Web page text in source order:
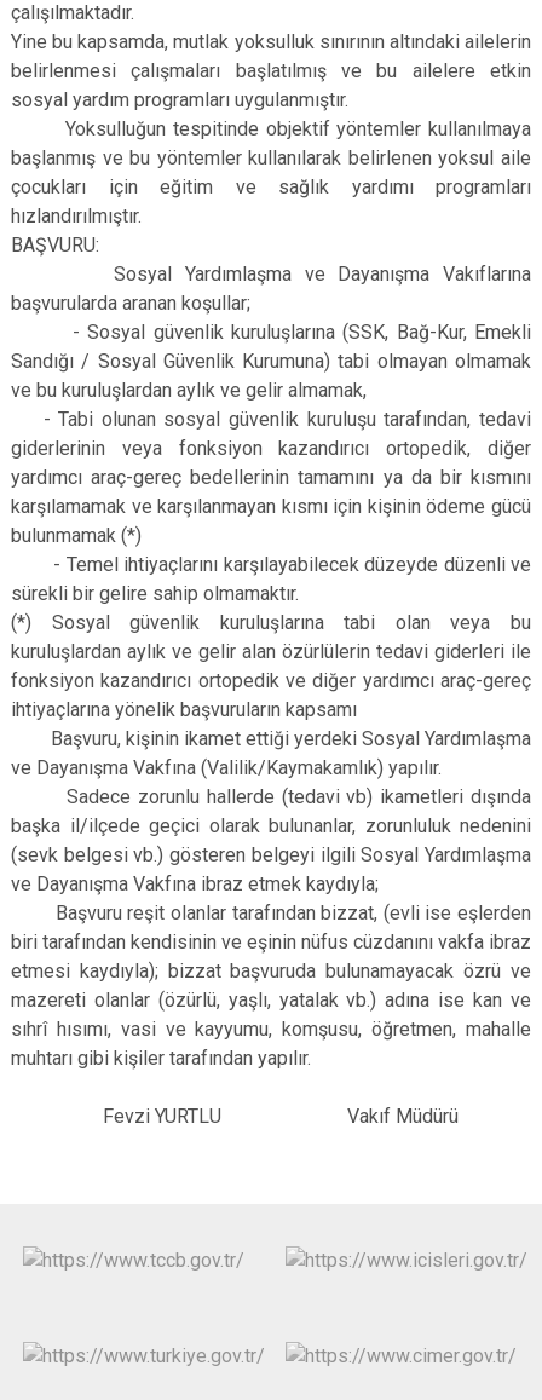
çalışılmaktadır.
Yine bu kapsamda, mutlak yoksulluk sınırının altındaki ailelerin
belirlenmesi çalışmaları başlatılmış ve bu ailelere etkin
sosyal yardım programları uygulanmıştır.
Yoksulluğun tespitinde objektif yöntemler kullanılmaya
başlanmış ve bu yöntemler kullanılarak belirlenen yoksul aile
çocukları için eğitim ve sağlık yardımı programları
hızlandırılmıştır.
BAŞVURU:
Sosyal Yardımlaşma ve Dayanışma Vakıflarına
başvurularda aranan koşullar;
- Sosyal güvenlik kuruluşlarına (SSK, Bağ-Kur, Emekli
Sandığı / Sosyal Güvenlik Kurumuna) tabi olmayan olmamak
ve bu kuruluşlardan aylık ve gelir almamak,
- Tabi olunan sosyal güvenlik kuruluşu tarafından, tedavi
giderlerinin veya fonksiyon kazandırıcı ortopedik, diğer
yardımcı araç-gereç bedellerinin tamamını ya da bir kısmını
karşılamamak ve karşılanmayan kısmı için kişinin ödeme gücü
bulunmamak (*)
- Temel ihtiyaçlarını karşılayabilecek düzeyde düzenli ve
sürekli bir gelire sahip olmamaktır.
(*) Sosyal güvenlik kuruluşlarına tabi olan veya bu
kuruluşlardan aylık ve gelir alan özürlülerin tedavi giderleri ile
fonksiyon kazandırıcı ortopedik ve diğer yardımcı araç-gereç
ihtiyaçlarına yönelik başvuruların kapsamı
Başvuru, kişinin ikamet ettiği yerdeki Sosyal Yardımlaşma
ve Dayanışma Vakfına (Valilik/Kaymakamlık) yapılır.
Sadece zorunlu hallerde (tedavi vb) ikametleri dışında
başka il/ilçede geçici olarak bulunanlar, zorunluluk nedenini
(sevk belgesi vb.) gösteren belgeyi ilgili Sosyal Yardımlaşma
ve Dayanışma Vakfına ibraz etmek kaydıyla;
Başvuru reşit olanlar tarafından bizzat, (evli ise eşlerden
biri tarafından kendisinin ve eşinin nüfus cüzdanını vakfa ibraz
etmesi kaydıyla); bizzat başvuruda bulunamayacak özrü ve
mazereti olanlar (özürlü, yaşlı, yatalak vb.) adına ise kan ve
sıhrî hısımı, vasi ve kayyumu, komşusu, öğretmen, mahalle
muhtarı gibi kişiler tarafından yapılır.
Fevzi YURTLU Vakıf Müdürü